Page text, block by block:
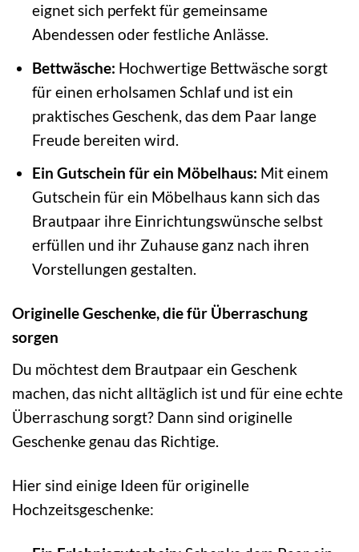
eignet sich perfekt für gemeinsame
Abendessen oder festliche Anlässe.
Bettwäsche: Hochwertige Bettwäsche sorgt
für einen erholsamen Schlaf und ist ein
praktisches Geschenk, das dem Paar lange
Freude bereiten wird.
Ein Gutschein für ein Möbelhaus: Mit einem
Gutschein für ein Möbelhaus kann sich das
Brautpaar ihre Einrichtungswünsche selbst
erfüllen und ihr Zuhause ganz nach ihren
Vorstellungen gestalten.
Originelle Geschenke, die für Überraschung
sorgen
Du möchtest dem Brautpaar ein Geschenk
machen, das nicht alltäglich ist und für eine echte
Überraschung sorgt? Dann sind originelle
Geschenke genau das Richtige.
Hier sind einige Ideen für originelle
Hochzeitsgeschenke: